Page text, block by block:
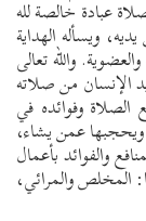
عبادة خالصة لله
ويسأله الهداية
والله تعالى
الإنسان من صلاته
الصلاة وفوائده في
ويحجبها عمن يشاء،
والفوائد بأعمال
المخلص والمرائي،